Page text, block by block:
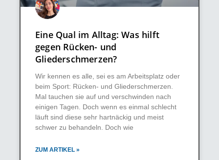
Eine Qual im Alltag: Was hilft
gegen Rücken- und
Gliederschmerzen?
Wir kennen es alle, sei es am Arbeitsplatz oder
beim Sport: Rücken- und Gliederschmerzen.
Mal tauchen sie auf und verschwinden nach
einigen Tagen. Doch wenn es einmal schlecht
läuft sind diese sehr hartnäckig und meist
schwer zu behandeln. Doch wie
ZUM ARTIKEL »